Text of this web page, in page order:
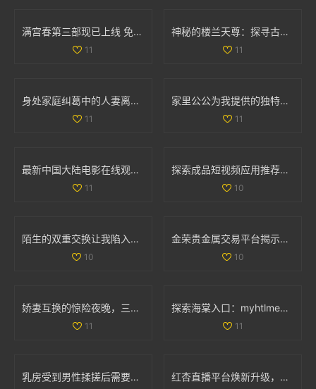
满宫春第三部现已上线 免费观看精彩剧情尽在其中
11
神秘的楼兰天尊：探寻古代遗迹背后的传奇故事与文化魅力
11
身处家庭纠葛中的人妻离奇遭遇情感迷失与冲突的故事
11
家里公公为我提供的独特治疗方式让我焕然一新
11
最新中国大陆电影在线观看完整版带你领略精彩故事与绚丽画面
11
探索成品短视频应用推荐功能的最佳实践与用户体验提升方法
10
陌生的双重交换让我陷入情欲的漩涡与迷惘之中
10
金荣贵金属交易平台揭示投资机会与市场动态的重要性
10
娇妻互换的惊险夜晚，三次高潮带来的情感交织与冲击
11
探索海棠入口：myhtlmebook免费下载与使用指南
11
乳房受到男性揉搓后需要多久才能恢复正常状态和形态 红杏直播平台焕新升级，带你体验全新互动直播乐趣